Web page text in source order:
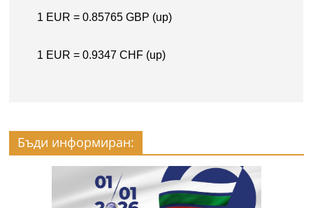
Бъди информиран: